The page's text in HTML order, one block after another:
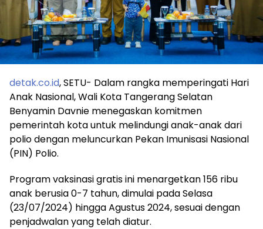
detak.co.id, SETU- Dalam rangka memperingati Hari
Anak Nasional, Wali Kota Tangerang Selatan
Benyamin Davnie menegaskan komitmen
pemerintah kota untuk melindungi anak-anak dari
polio dengan meluncurkan Pekan Imunisasi Nasional
(PIN) Polio.
Program vaksinasi gratis ini menargetkan 156 ribu
anak berusia 0-7 tahun, dimulai pada Selasa
(23/07/2024) hingga Agustus 2024, sesuai dengan
penjadwalan yang telah diatur.